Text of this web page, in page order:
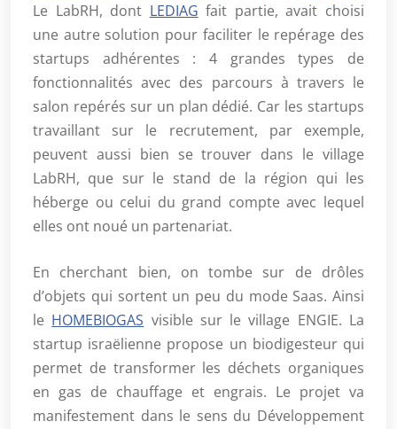
Le LabRH, dont LEDIAG fait partie, avait choisi
une autre solution pour faciliter le repérage des
startups adhérentes : 4 grandes types de
fonctionnalités avec des parcours à travers le
salon repérés sur un plan dédié. Car les startups
travaillant sur le recrutement, par exemple,
peuvent aussi bien se trouver dans le village
LabRH, que sur le stand de la région qui les
héberge ou celui du grand compte avec lequel
elles ont noué un partenariat.
En cherchant bien, on tombe sur de drôles
d’objets qui sortent un peu du mode Saas. Ainsi
le HOMEBIOGAS visible sur le village ENGIE. La
startup israëlienne propose un biodigesteur qui
permet de transformer les déchets organiques
en gas de chauffage et engrais. Le projet va
manifestement dans le sens du Développement